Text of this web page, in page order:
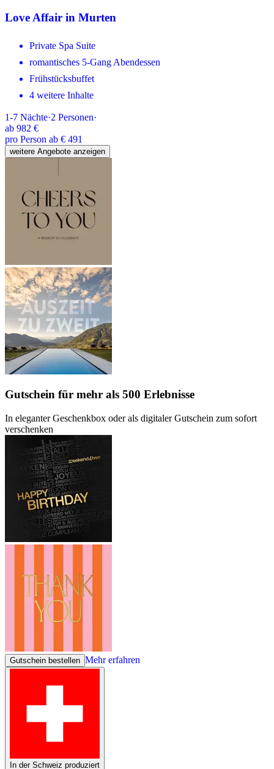
Love Affair in Murten
Private Spa Suite
romantisches 5-Gang Abendessen
Frühstücksbuffet
4 weitere Inhalte
1-7 Nächte·2 Personen·
ab 982 €
pro Person ab € 491
weitere Angebote anzeigen
Gutschein für mehr als 500 Erlebnisse
In eleganter Geschenkbox oder als digitaler Gutschein zum sofort
verschenken
Gutschein bestellen Mehr erfahren
In der Schweiz produziert